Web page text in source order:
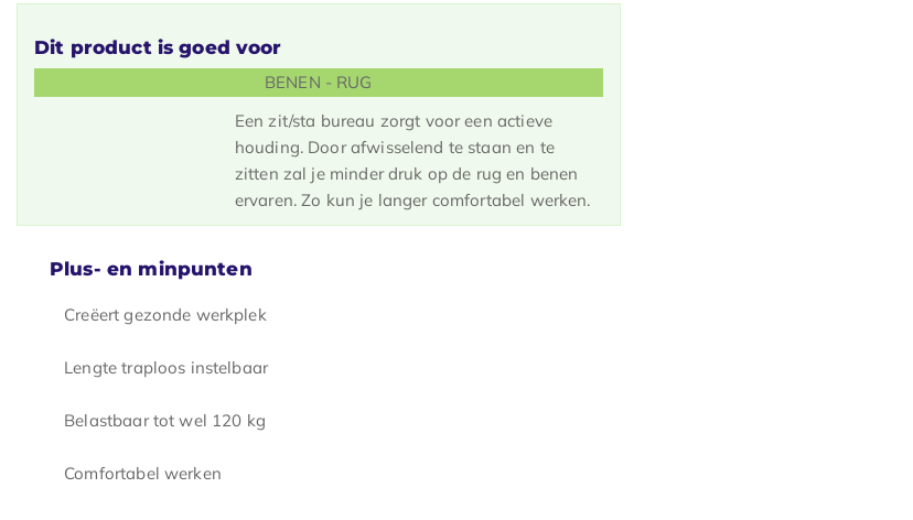
Dit product is goed voor
BENEN - RUG
Een zit/sta bureau zorgt voor een actieve
houding. Door afwisselend te staan en te
zitten zal je minder druk op de rug en benen
ervaren. Zo kun je langer comfortabel werken.
Plus- en minpunten
Creëert gezonde werkplek
Lengte traploos instelbaar
Belastbaar tot wel 120 kg
Comfortabel werken